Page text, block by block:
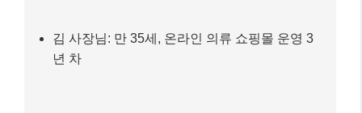
김 사장님: 만 35세, 온라인 의류 쇼핑몰 운영 3
년 차